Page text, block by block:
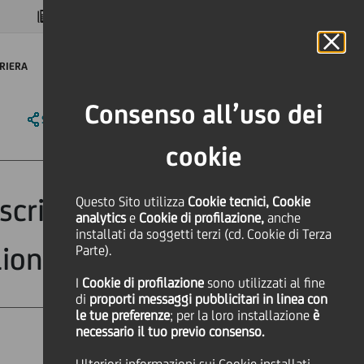
Consenso all’uso dei
cookie
Questo Sito utilizza Cookie tecnici, Cookie
analyticse Cookie di profilazione, anche
installati da soggetti terzi (cd. Cookie di Terza
Parte).
I Cookie di profilazione sono utilizzati al fine
di proporti messaggi pubblicitari in linea con
le tue preferenze; per la loro installazione è
necessario il tuo previo consenso.
SHARE PRINT SEND
un
di euro